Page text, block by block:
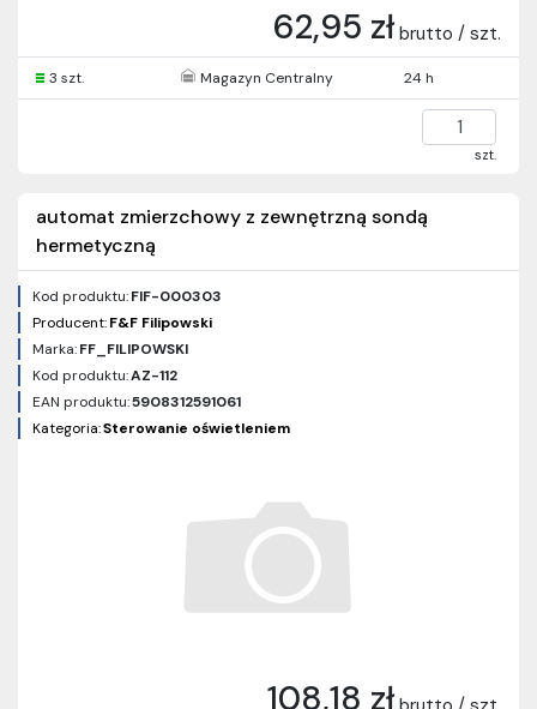
62,95 zł brutto / szt.
3 szt. Magazyn Centralny 24 h
szt.
automat zmierzchowy z zewnętrzną sondą
hermetyczną
Kod produktu:FIF-000303
Producent:F&F Filipowski
Marka:FF_FILIPOWSKI
Kod produktu:AZ-112
EAN produktu:5908312591061
Kategoria:Sterowanie oświetleniem
108,18 zł